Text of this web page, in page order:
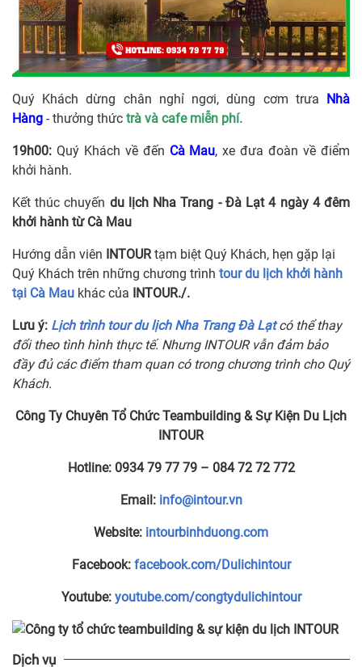
Quý Khách dừng chân nghỉ ngơi, dùng cơm trưa Nhà
Hàng - thưởng thức trà và cafe miễn phí.
19h00: Quý Khách về đến Cà Mau, xe đưa đoàn về điểm
khởi hành.
Kết thúc chuyến du lịch Nha Trang - Đà Lạt 4 ngày 4 đêm
khởi hành từ Cà Mau
Hướng dẫn viên INTOURtạm biệt Quý Khách, hẹn gặp lại
Quý Khách trên những chương trình tour du lịch khởi hành
tại Cà Mau khác của INTOUR./.
Lưu ý: Lịch trình tour du lịch Nha Trang Đà Lạtcó thể thay
đổi theo tình hình thực tế. Nhưng INTOUR vẫn đảm bảo
đầy đủ các điểm tham quan có trong chương trình cho Quý
Khách.
Công Ty Chuyên Tổ Chức Teambuilding & Sự Kiện Du Lịch
INTOUR
Hotline: 0934 79 77 79 – 084 72 72 772
Email: info@intour.vn
Website: intourbinhduong.com
Facebook: facebook.com/Dulichintour
Youtube: youtube.com/congtydulichintour
Dịch vụ